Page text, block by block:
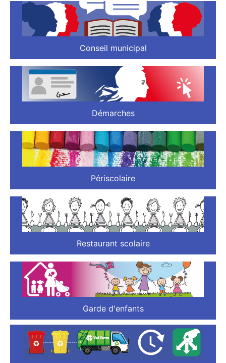
Conseil municipal
Démarches
Périscolaire
Restaurant scolaire
Garde d'enfants